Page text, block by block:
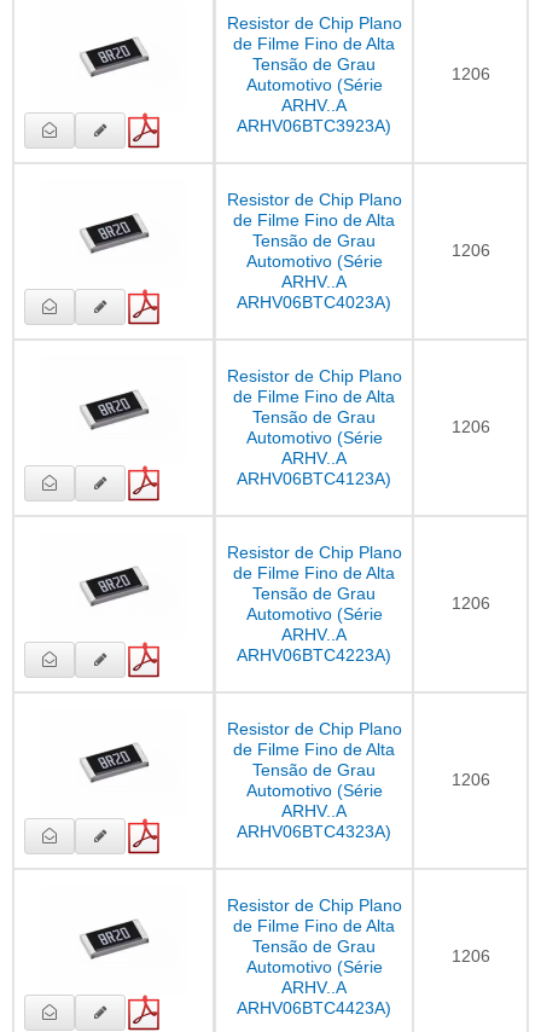
Resistor de Chip Plano
de Filme Fino de Alta
Tensão de Grau
Automotivo (Série
ARHV..A
ARHV06BTC3923A)
1206
Resistor de Chip Plano
de Filme Fino de Alta
Tensão de Grau
Automotivo (Série
ARHV..A
ARHV06BTC4023A)
1206
Resistor de Chip Plano
de Filme Fino de Alta
Tensão de Grau
Automotivo (Série
ARHV..A
ARHV06BTC4123A)
1206
Resistor de Chip Plano
de Filme Fino de Alta
Tensão de Grau
Automotivo (Série
ARHV..A
ARHV06BTC4223A)
1206
Resistor de Chip Plano
de Filme Fino de Alta
Tensão de Grau
Automotivo (Série
ARHV..A
ARHV06BTC4323A)
1206
Resistor de Chip Plano
de Filme Fino de Alta
Tensão de Grau
Automotivo (Série
ARHV..A
ARHV06BTC4423A)
1206